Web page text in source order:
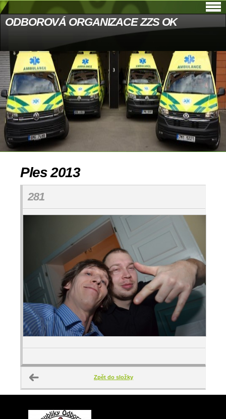
ODBOROVÁ ORGANIZACE ZZS OK
Ples 2013
281
Zpět do složky